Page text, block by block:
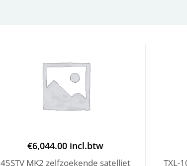
€6,044.00 incl.btw
45STV MK2 zelfzoekende satelliet
TXL-